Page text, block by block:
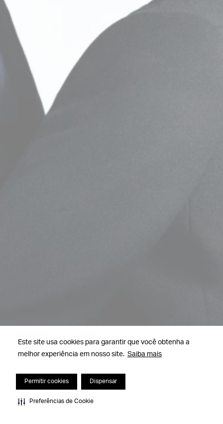
Este site usa cookies para garantir que você obtenha a
melhor experiência em nosso site. Saiba mais
Permitir cookies Dispensar
Preferências de Cookie